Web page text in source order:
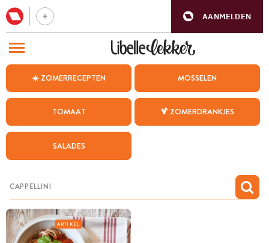
AANMELDEN
☀️ ZOMERRECEPTEN MOSSELEN
TOMAAT 🍹 ZOMERDRANKJES
SALADES
ARTIKEL
BEZOEK ONZE ANDERE WEBSITES
WEEKMENU
CHAT MET MAIA
MIJN BEWAARDE RECEPTEN